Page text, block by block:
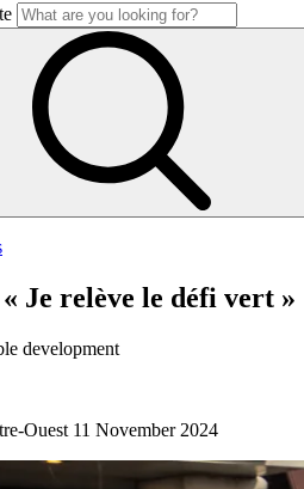
« Je relève le défi vert »
development
Ouest 11 November 2024